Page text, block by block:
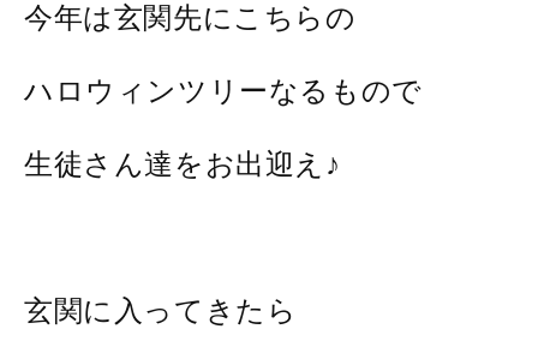
今年は玄関先にこちらの
ハロウィンツリーなるもので
生徒さん達をお出迎え♪
玄関に入ってきたら